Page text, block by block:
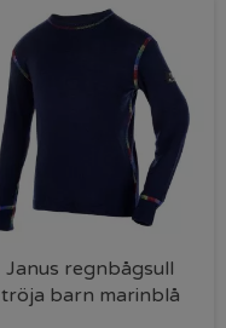
Janus regnbågsull
tröja barn marinblå